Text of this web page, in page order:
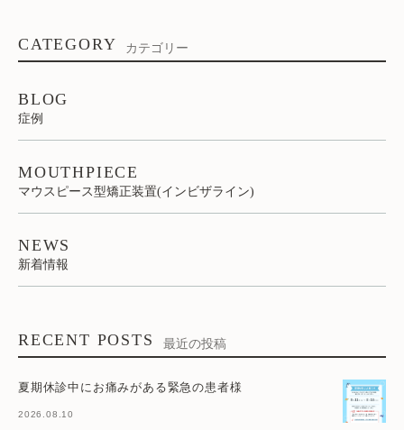
CATEGORY カテゴリー
BLOG
症例
MOUTHPIECE
マウスピース型矯正装置(インビザライン)
NEWS
新着情報
RECENT POSTS 最近の投稿
夏期休診中にお痛みがある緊急の患者様
2026.08.10